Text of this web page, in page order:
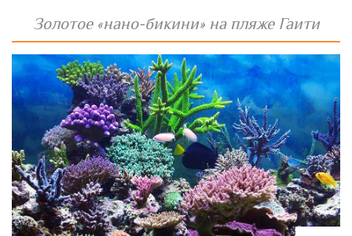
Золотое «нано-бикини» на пляже Гаити